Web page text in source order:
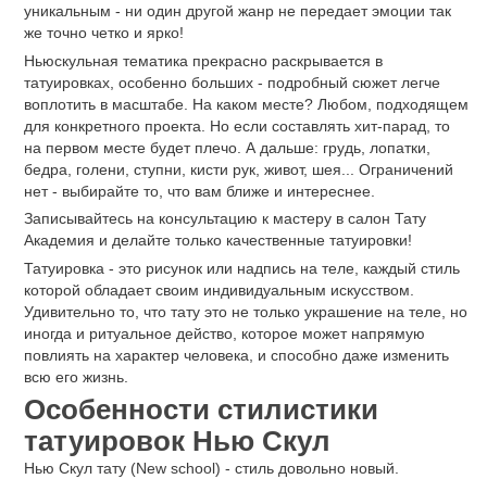
уникальным - ни один другой жанр не передает эмоции так
же точно четко и ярко!
Ньюскульная тематика прекрасно раскрывается в
татуировках, особенно больших - подробный сюжет легче
воплотить в масштабе. На каком месте? Любом, подходящем
для конкретного проекта. Но если составлять хит-парад, то
на первом месте будет плечо. А дальше: грудь, лопатки,
бедра, голени, ступни, кисти рук, живот, шея... Ограничений
нет - выбирайте то, что вам ближе и интереснее.
Записывайтесь на консультацию к мастеру в салон Тату
Академия и делайте только качественные татуировки!
Татуировка - это рисунок или надпись на теле, каждый стиль
которой обладает своим индивидуальным искусством.
Удивительно то, что тату это не только украшение на теле, но
иногда и ритуальное действо, которое может напрямую
повлиять на характер человека, и способно даже изменить
всю его жизнь.
Особенности стилистики
татуировок Нью Скул
Нью Скул тату (New school) - стиль довольно новый.